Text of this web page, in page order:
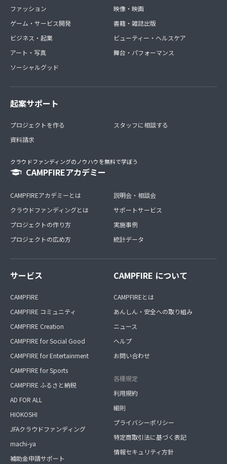
ファッション
ゲーム・サービス開発
ビジネス・起業
アート・写真
ソーシャルグッド
映像・映画
書籍・雑誌出版
ビューティー・ヘルスケア
舞台・パフォーマンス
起案サポート
プロジェクトを作る
資料請求
スタッフに相談する
クラウドファンディングのノウハウを無料で学ぼう
CAMPFIREアカデミー
CAMPFIREアカデミーとは
クラウドファンディングとは
プロジェクトの作り方
プロジェクトの広め方
説明会・相談会
サポートサービス
実施事例
統計データ
サービス
CAMPFIRE
CAMPFIRE コミュニティ
CAMPFIRE Creation
CAMPFIRE for Social Good
CAMPFIRE for Entertainment
CAMPFIRE for Sports
CAMPFIRE ふるさと納税
AD FOR ALL
HIOKOSHI
JFAクラウドファンディング
machi-ya
補助金申請サポート
CAMPFIRE について
CAMPFIREとは
あんしん・安全への取り組み
ニュース
ヘルプ
お問い合わせ
各種規定
利用規約
細則
プライバシーポリシー
特定商取引法に基づく表記
情報セキュリティ方針